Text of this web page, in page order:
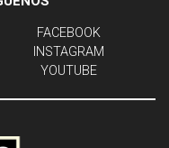
FACEBOOK
INSTAGRAM
YOUTUBE